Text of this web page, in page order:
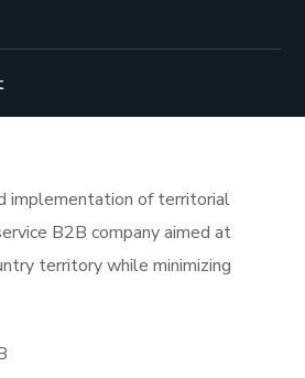
implementation of territorial
B2B company aimed at
territory while minimizing